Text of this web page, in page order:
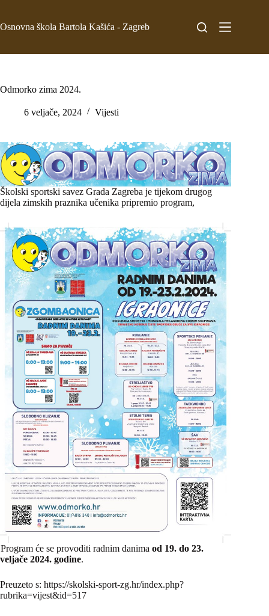
Osnovna škola Bartola Kašića - Zagreb
Odmorko zima 2024.
6 veljače, 2024 Vijesti
Školski sportski savez Grada Zagreba je tijekom drugog
dijela zimskih praznika učenika pripremio program,
Program će se provoditi radnim danima od 19. do 23.
veljače 2024. godine.
Preuzeto s: https://skolski-sport-zg.hr/index.php?
rubrika=vijest&id=517